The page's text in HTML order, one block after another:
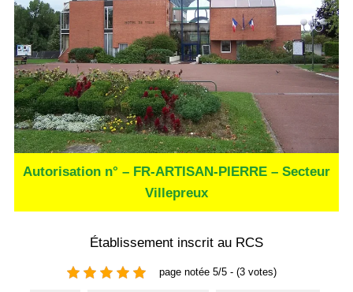
Autorisation n° – FR-ARTISAN-PIERRE – Secteur
Villepreux
Établissement inscrit au RCS
page notée 5/5 - (3 votes)